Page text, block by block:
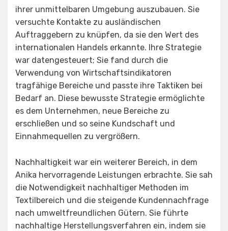
ihrer unmittelbaren Umgebung auszubauen. Sie
versuchte Kontakte zu ausländischen
Auftraggebern zu knüpfen, da sie den Wert des
internationalen Handels erkannte. Ihre Strategie
war datengesteuert; Sie fand durch die
Verwendung von Wirtschaftsindikatoren
tragfähige Bereiche und passte ihre Taktiken bei
Bedarf an. Diese bewusste Strategie ermöglichte
es dem Unternehmen, neue Bereiche zu
erschließen und so seine Kundschaft und
Einnahmequellen zu vergrößern.
Nachhaltigkeit war ein weiterer Bereich, in dem
Anika hervorragende Leistungen erbrachte. Sie sah
die Notwendigkeit nachhaltiger Methoden im
Textilbereich und die steigende Kundennachfrage
nach umweltfreundlichen Gütern. Sie führte
nachhaltige Herstellungsverfahren ein, indem sie